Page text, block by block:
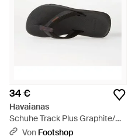
34 €
Havaianas
Schuhe Track Plus Graphite/
Graphite - Schwarz
Von Footshop